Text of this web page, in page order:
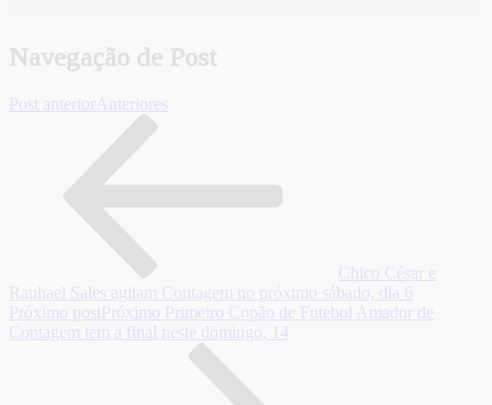
Navegação de Post
Post anterior Anteriores
Chico César e
Raphael Sales agitam Contagem no próximo sábado, dia 6
Próximo post Próximo Primeiro Copão de Futebol Amador de
Contagem tem a final neste domingo, 14